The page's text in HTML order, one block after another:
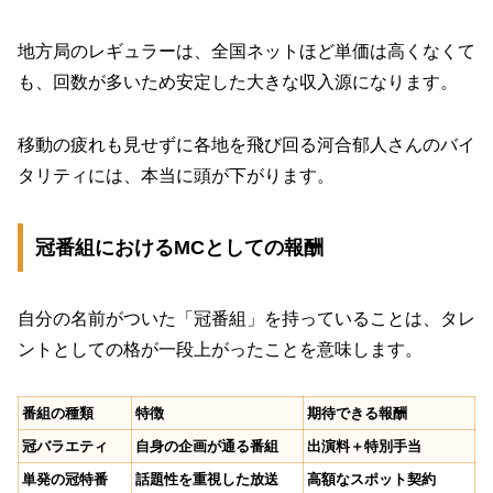
地方局のレギュラーは、全国ネットほど単価は高くなくて
も、回数が多いため安定した大きな収入源になります。
移動の疲れも見せずに各地を飛び回る河合郁人さんのバイ
タリティには、本当に頭が下がります。
冠番組におけるMCとしての報酬
自分の名前がついた「冠番組」を持っていることは、タレ
ントとしての格が一段上がったことを意味します。
番組の種類 特徴
期待できる報酬
冠バラエティ
自身の企画が通る番組
出演料＋特別手当
単発の冠特番
話題性を重視した放送 高額なスポット契約